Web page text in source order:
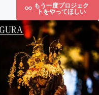
もう一度プロジェク
トをやってほしい